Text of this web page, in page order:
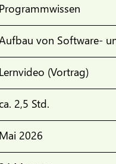
Programmwissen
von Software-
Lernvideo (Vortrag)
2,5 Std.
Mai 2026